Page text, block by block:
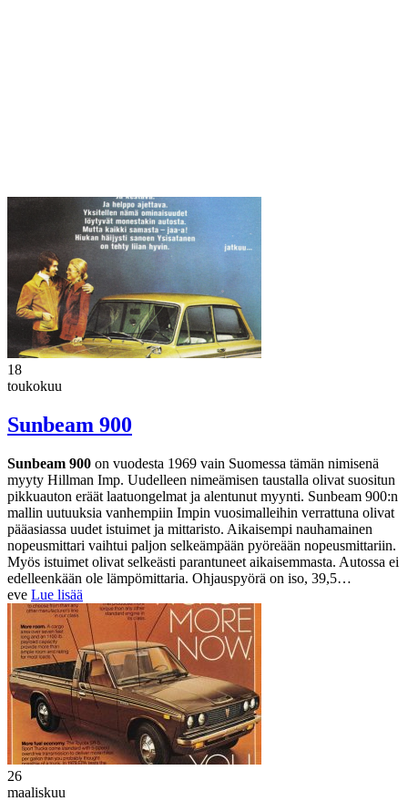
18
toukokuu
Sunbeam 900
Sunbeam 900 on vuodesta 1969 vain Suomessa tämän nimisenä
myyty Hillman Imp. Uudelleen nimeämisen taustalla olivat suositun
pikkuauton eräät laatuongelmat ja alentunut myynti. Sunbeam 900:n
mallin uutuuksia vanhempiin Impin vuosimalleihin verrattuna olivat
pääasiassa uudet istuimet ja mittaristo. Aikaisempi nauhamainen
nopeusmittari vaihtui paljon selkeämpään pyöreään nopeusmittariin.
Myös istuimet olivat selkeästi parantuneet aikaisemmasta. Autossa ei
edelleenkään ole lämpömittaria. Ohjauspyörä on iso, 39,5…
eve Lue lisää
26
maaliskuu